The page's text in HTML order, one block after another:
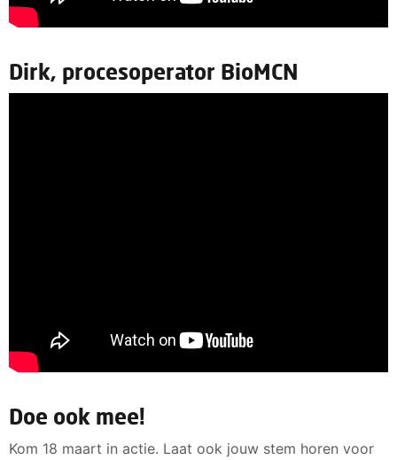
Dirk, procesoperator BioMCN
Doe ook mee!
Kom 18 maart in actie. Laat ook jouw stem horen voor